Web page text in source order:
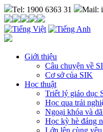
Tel: 1900 6363 31 Mail:
Giới thiệu
Câu chuyện về
Cơ sở của SIK
Học thuật
Triết lý giáo dục
Học qua trải
Ngoại khóa và
Học kỳ hè đáng
Lớn lên cùng